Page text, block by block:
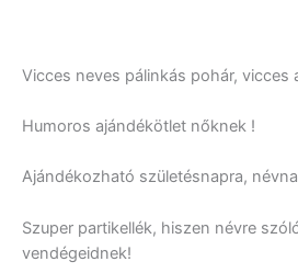
Vicces neves pálinkás pohár, vicces
Humoros ajándékötlet nőknek !
Ajándékozható születésnapra,
Szuper partikellék, hiszen névre
vendégeidnek!